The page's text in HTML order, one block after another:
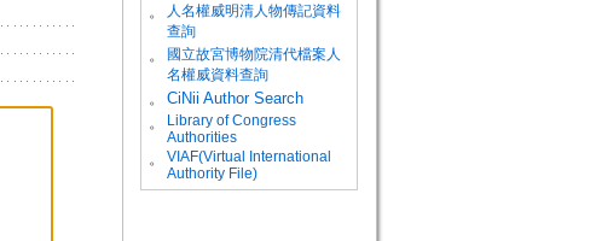
。
人名權威明清人物傳記資料
查詢
。
國立故宮博物院清代檔案人
名權威資料查詢
。
CiNii Author Search
。
Library of Congress
Authorities
。
VIAF(Virtual International
Authority File)